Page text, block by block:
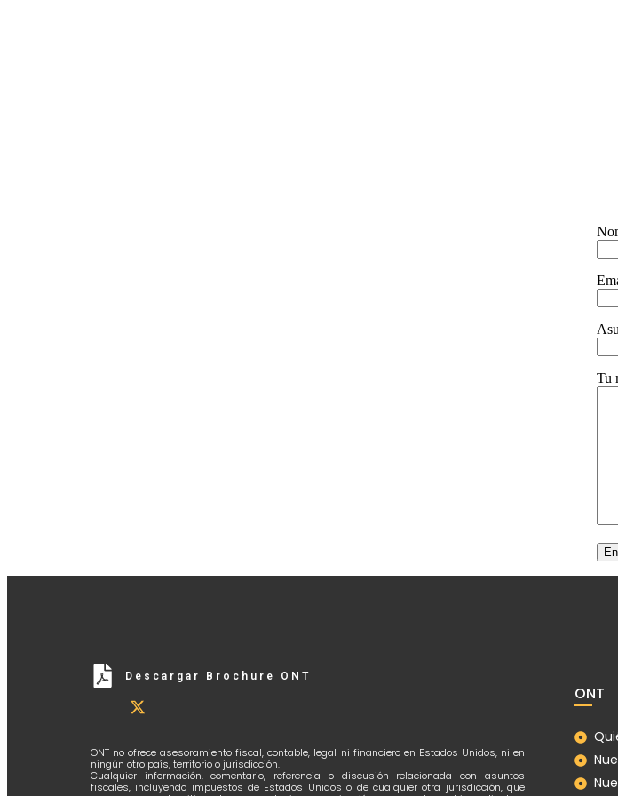
Tu
Descargar Brochure ONT
ONT no ofrece asesoramiento fiscal, contable, legal ni financiero en Estados Unidos, ni en
ningún otro país, territorio o jurisdicción.
Cualquier información, comentario, referencia o discusión relacionada con asuntos
fiscales, incluyendo impuestos de Estados Unidos o de cualquier otra jurisdicción, que
ONT